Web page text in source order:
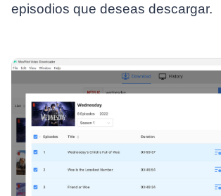
episodios que deseas descargar.